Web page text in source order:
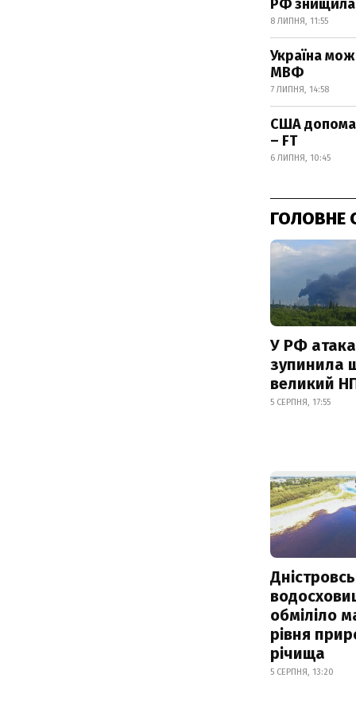
РФ знищила
8 ЛИПНЯ, 11:55
Україна
МВФ
7 ЛИПНЯ, 14:58
США
– FT
6 ЛИПНЯ, 10:45
ГОЛОВНЕ
У РФ
зупинила
великий
5 СЕРПНЯ, 17:55
обміліло
рівня
річища
5 СЕРПНЯ, 13:20